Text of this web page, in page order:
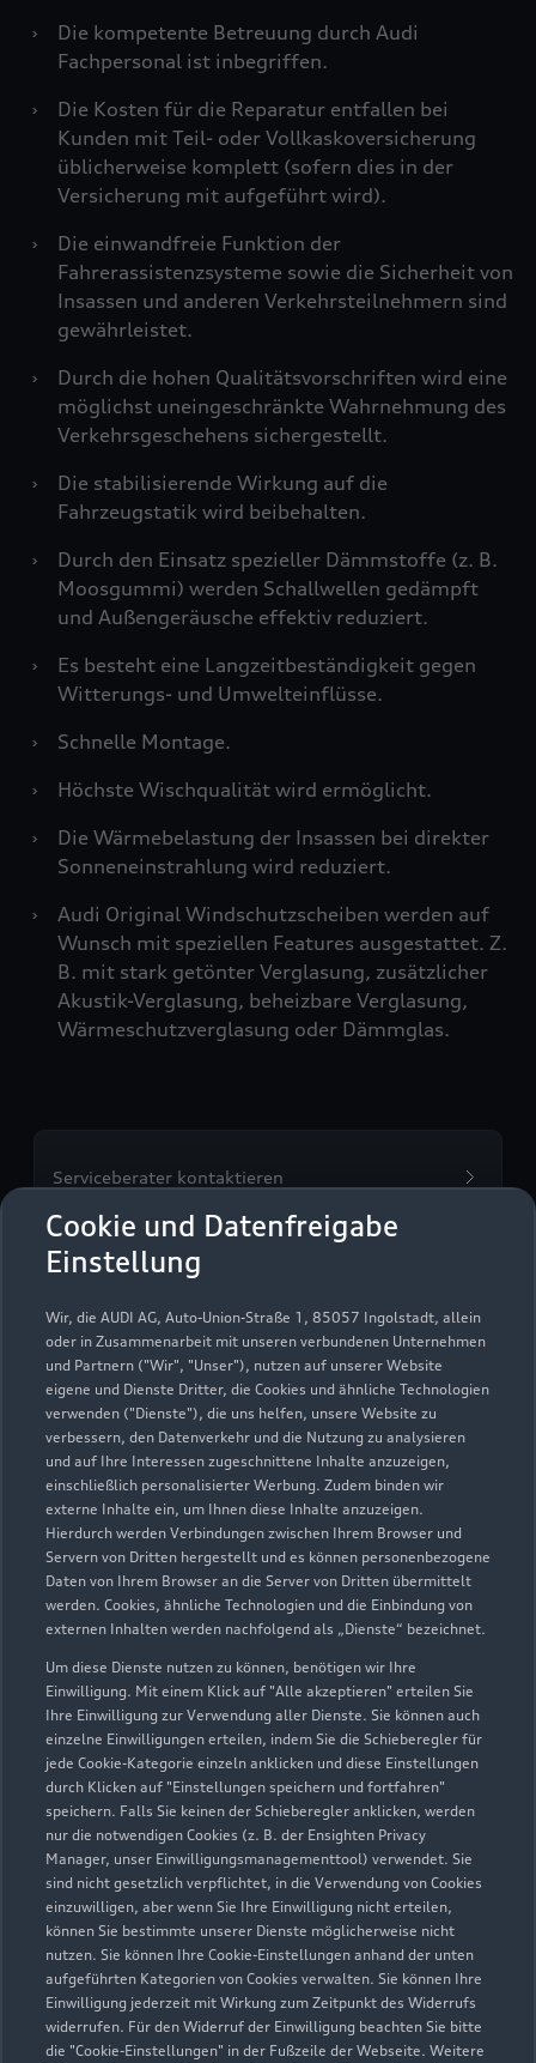
Cookie und Datenfreigabe
Einstellung
Wir, die AUDI AG, Auto-Union-Straße 1, 85057 Ingolstadt, allein
oder in Zusammenarbeit mit unseren verbundenen Unternehmen
und Partnern ("Wir", "Unser"), nutzen auf unserer Website
eigene und Dienste Dritter, die Cookies und ähnliche Technologien
verwenden ("Dienste"), die uns helfen, unsere Website zu
verbessern, den Datenverkehr und die Nutzung zu analysieren
und auf Ihre Interessen zugeschnittene Inhalte anzuzeigen,
einschließlich personalisierter Werbung. Zudem binden wir
externe Inhalte ein, um Ihnen diese Inhalte anzuzeigen.
Hierdurch werden Verbindungen zwischen Ihrem Browser und
Servern von Dritten hergestellt und es können personenbezogene
Daten von Ihrem Browser an die Server von Dritten übermittelt
werden. Cookies, ähnliche Technologien und die Einbindung von
externen Inhalten werden nachfolgend als „Dienste“ bezeichnet.
Um diese Dienste nutzen zu können, benötigen wir Ihre
Einwilligung. Mit einem Klick auf "Alle akzeptieren" erteilen Sie
Ihre Einwilligung zur Verwendung aller Dienste. Sie können auch
einzelne Einwilligungen erteilen, indem Sie die Schieberegler für
jede Cookie-Kategorie einzeln anklicken und diese Einstellungen
durch Klicken auf "Einstellungen speichern und fortfahren"
speichern. Falls Sie keinen der Schieberegler anklicken, werden
nur die notwendigen Cookies (z. B. der Ensighten Privacy
Manager, unser Einwilligungsmanagementtool) verwendet. Sie
sind nicht gesetzlich verpflichtet, in die Verwendung von Cookies
einzuwilligen, aber wenn Sie Ihre Einwilligung nicht erteilen,
können Sie bestimmte unserer Dienste möglicherweise nicht
nutzen. Sie können Ihre Cookie-Einstellungen anhand der unten
aufgeführten Kategorien von Cookies verwalten. Sie können Ihre
Einwilligung jederzeit mit Wirkung zum Zeitpunkt des Widerrufs
widerrufen. Für den Widerruf der Einwilligung beachten Sie bitte
die "Cookie-Einstellungen" in der Fußzeile der Webseite. Weitere
›
Die kompetente Betreuung durch Audi
Fachpersonal ist inbegriffen.
›
Die Kosten für die Reparatur entfallen bei
Kunden mit Teil- oder Vollkaskoversicherung
üblicherweise komplett (sofern dies in der
Versicherung mit aufgeführt wird).
›
Die einwandfreie Funktion der
Fahrerassistenzsysteme sowie die Sicherheit von
Insassen und anderen Verkehrsteilnehmern sind
gewährleistet.
›
Durch die hohen Qualitätsvorschriften wird eine
möglichst uneingeschränkte Wahrnehmung des
Verkehrsgeschehens sichergestellt.
›
Die stabilisierende Wirkung auf die
Fahrzeugstatik wird beibehalten.
›
Durch den Einsatz spezieller Dämmstoffe (z. B.
Moosgummi) werden Schallwellen gedämpft
und Außengeräusche effektiv reduziert.
›
Es besteht eine Langzeitbeständigkeit gegen
Witterungs- und Umwelteinflüsse.
›
Schnelle Montage.
›
Höchste Wischqualität wird ermöglicht.
›
Die Wärmebelastung der Insassen bei direkter
Sonneneinstrahlung wird reduziert.
›
Audi Original Windschutzscheiben werden auf
Wunsch mit speziellen Features ausgestattet. Z.
B. mit stark getönter Verglasung, zusätzlicher
Akustik-Verglasung, beheizbare Verglasung,
Wärmeschutzverglasung oder Dämmglas.
Serviceberater kontaktieren
Autohaus Elitzsch GmbH
Servicepartner e-tron
Riegelplatz 1b
01139 Dresden
0351 4525280
info-dd@auto-elitzsch.de